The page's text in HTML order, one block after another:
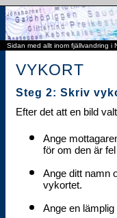
Sidan med allt inom fjällvandring i
VYKORT
Steg 2: Skriv
Efter det att en bild
Ange
för om den är
Ange ditt namn
vykortet.
Ange en lämplig